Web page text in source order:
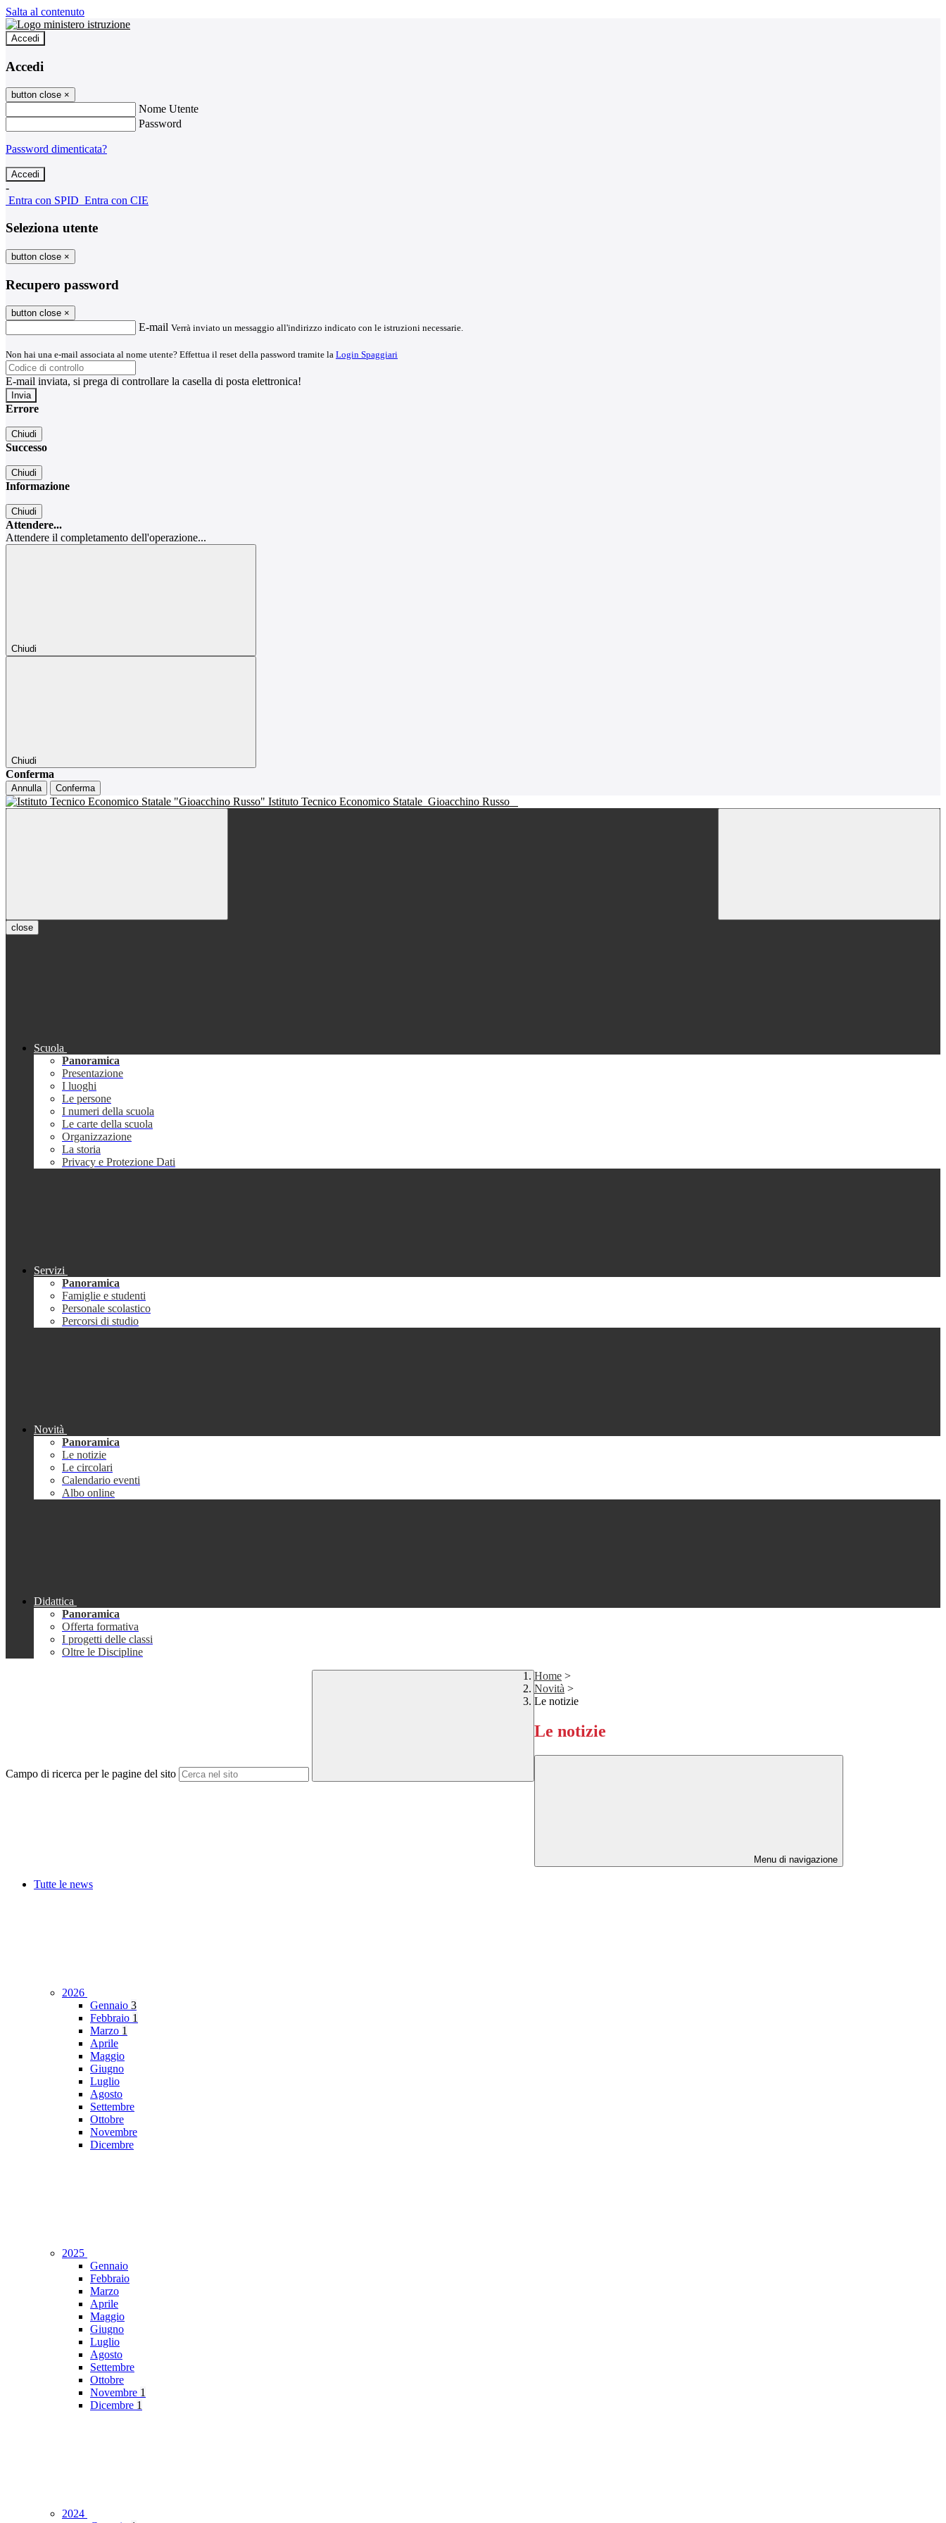
Salta al contenuto
Accedi
Accedi
button close ×
Nome Utente
Password
Password dimenticata?
-
Entra con SPID Entra con CIE
Seleziona utente
button close ×
Recupero password
button close ×
E-mail Verrà inviato un messaggio all'indirizzo indicato con le istruzioni necessarie.
Non hai una e-mail associata al nome utente? Effettua il reset della password tramite la Login Spaggiari
E-mail inviata, si prega di controllare la casella di posta elettronica!
Errore
Chiudi
Successo
Chiudi
Informazione
Chiudi
Attendere...
Attendere il completamento dell'operazione...
Chiudi
Chiudi
Conferma
Annulla Conferma
Istituto Tecnico Economico Statale Gioacchino Russo
close
Scuola
Panoramica
Presentazione
I luoghi
Le persone
I numeri della scuola
Le carte della scuola
Organizzazione
La storia
Privacy e Protezione Dati
Servizi
Panoramica
Famiglie e studenti
Personale scolastico
Percorsi di studio
Novità
Panoramica
Le notizie
Le circolari
Calendario eventi
Albo online
Didattica
Panoramica
Offerta formativa
I progetti delle classi
Oltre le Discipline
Campo di ricerca per le pagine del sito
Home >
Novità >
Le notizie
Le notizie
Menu di navigazione
Tutte le news
2026
Gennaio 3
Febbraio 1
Marzo 1
Aprile
Maggio
Giugno
Luglio
Agosto
Settembre
Ottobre
Novembre
Dicembre
2025
Gennaio
Febbraio
Marzo
Aprile
Maggio
Giugno
Luglio
Agosto
Settembre
Ottobre
Novembre 1
Dicembre 1
2024